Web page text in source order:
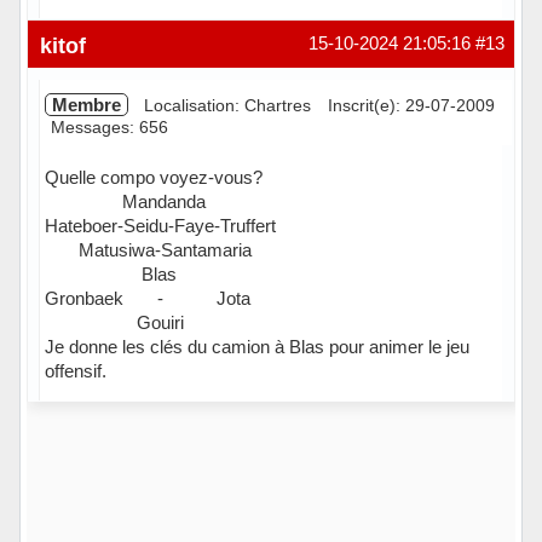
Hors ligne #13
15-10-2024 21:05:16
kitof
Membre Localisation: Chartres
Inscrit(e): 29-07-2009
Messages: 656
Quelle compo voyez-vous?
Mandanda
Hateboer-Seidu-Faye-Truffert
Matusiwa-Santamaria
Blas
Gronbaek - Jota
Gouiri
Je donne les clés du camion à Blas pour animer le jeu
offensif.